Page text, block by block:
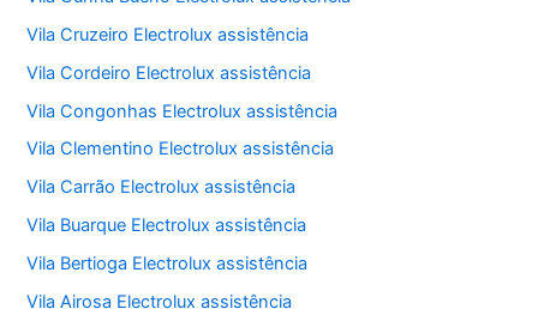
Vila Cruzeiro Electrolux assistência
Vila Cordeiro Electrolux assistência
Vila Congonhas Electrolux assistência
Vila Clementino Electrolux assistência
Vila Carrão Electrolux assistência
Vila Buarque Electrolux assistência
Vila Bertioga Electrolux assistência
Vila Airosa Electrolux assistência